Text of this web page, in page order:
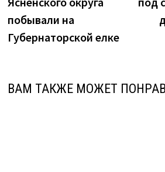
записям
побывали на
Губернаторской елке
ВАМ ТАКЖЕ МОЖЕТ